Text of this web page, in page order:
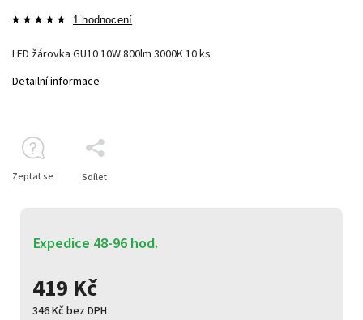
1 hodnocení
419 Kč
346 Kč bez DPH
Expedice 48-96 hod.
LED žárovka GU10 10W 800lm 3000K 10 ks
Detailní informace
Zeptat se Sdílet